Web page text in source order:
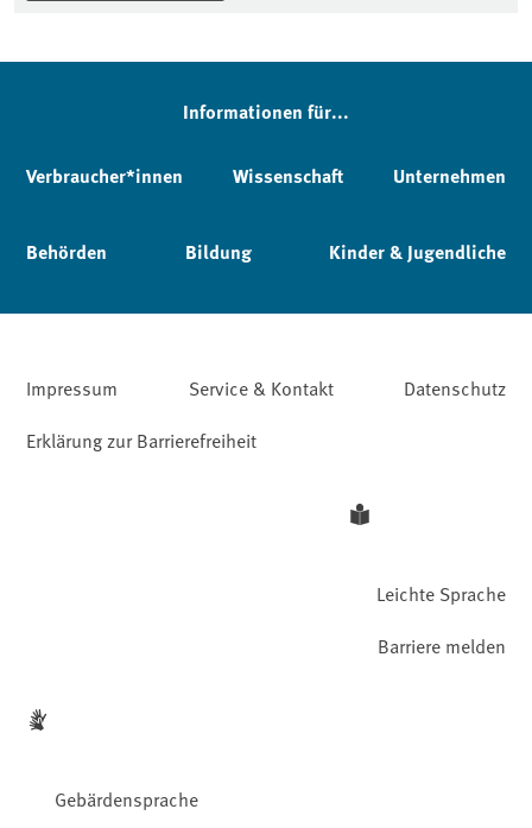
Informationen für...
Verbraucher*innen Wissenschaft Unternehmen
Behörden Bildung Kinder & Jugendliche
Impressum Service & Kontakt
Datenschutz
Erklärung zur Barrierefreiheit
Leichte Sprache
Gebärdensprache
Barriere melden